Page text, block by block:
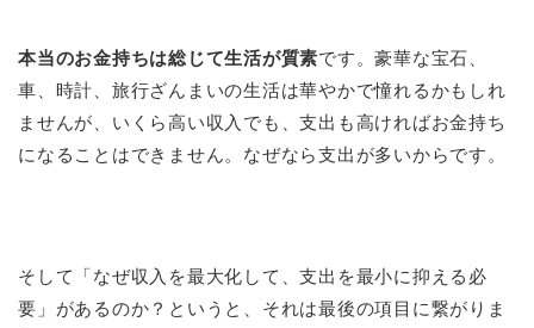
本当のお金持ちは総じて生活が質素です。豪華な宝石、
車、時計、旅行ざんまいの生活は華やかで憧れるかもしれ
ませんが、いくら高い収入でも、支出も高ければお金持ち
になることはできません。なぜなら支出が多いからです。
そして「なぜ収入を最大化して、支出を最小に抑える必
要」があるのか？というと、それは最後の項目に繋がりま